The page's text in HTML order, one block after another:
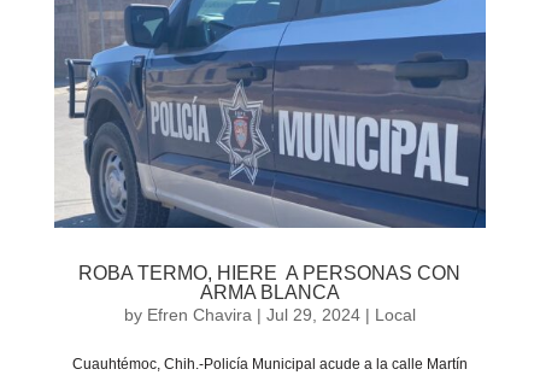
ROBA TERMO, HIERE A PERSONAS CON
ARMA BLANCA
by Efren Chavira | Jul 29, 2024| Local
Cuauhtémoc, Chih.-Policía Municipal acude a la calle Martín